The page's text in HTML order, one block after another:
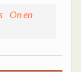
On en